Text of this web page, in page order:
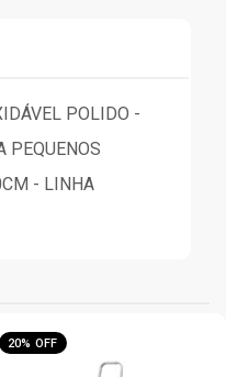
POLIDO -
PEQUENOS
- LINHA
20% OFF